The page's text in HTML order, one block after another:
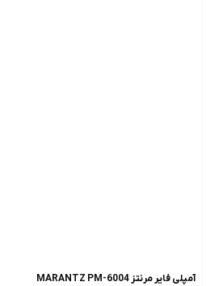
آمپلی فایر مرنتز MARANTZ PM-6004